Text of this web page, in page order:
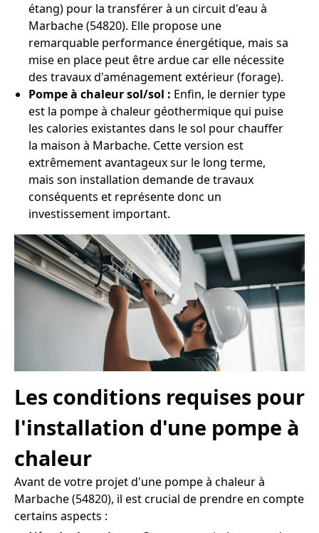
étang) pour la transférer à un circuit d'eau à
Marbache (54820). Elle propose une
remarquable performance énergétique, mais sa
mise en place peut être ardue car elle nécessite
des travaux d'aménagement extérieur (forage).
Pompe à chaleur sol/sol : Enfin, le dernier type
est la pompe à chaleur géothermique qui puise
les calories existantes dans le sol pour chauffer
la maison à Marbache. Cette version est
extrêmement avantageux sur le long terme,
mais son installation demande de travaux
conséquents et représente donc un
investissement important.
Les conditions requises pour
l'installation d'une pompe à
chaleur
Avant de votre projet d'une pompe à chaleur à
Marbache (54820), il est crucial de prendre en compte
certains aspects :